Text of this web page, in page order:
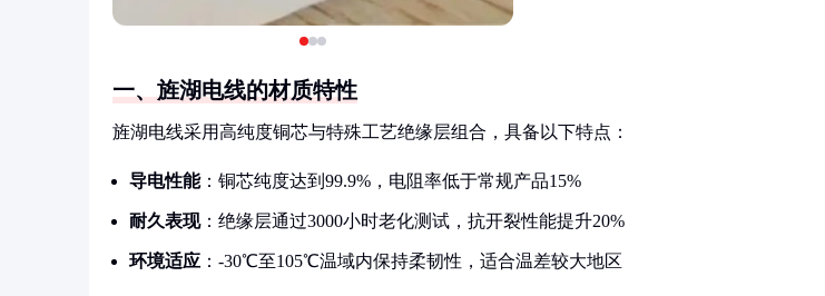
一、旌湖电线的材质特性
旌湖电线采用高纯度铜芯与特殊工艺绝缘层组合，具备以下特点：
导电性能：铜芯纯度达到99.9%，电阻率低于常规产品15%
耐久表现：绝缘层通过3000小时老化测试，抗开裂性能提升20%
环境适应 ：-30℃至105℃温域内保持柔韧性，适合温差较大地区